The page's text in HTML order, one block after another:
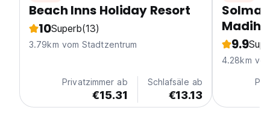
Beach Inns Holiday Resort
10Superb(13)
3.79km vom Stadtzentrum
Privatzimmer ab
€15.31
Schlafsäle ab
€13.13
Madiha
9.9
4.28km